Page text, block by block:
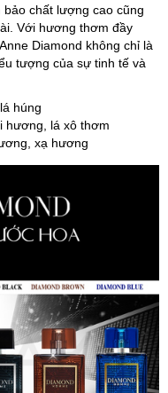
chất lượng cao cũng
Với hương thơm đầy
Diamond không chỉ là
tượng của sự tinh tế và
húng
hương, lá xô thơm
xạ hương